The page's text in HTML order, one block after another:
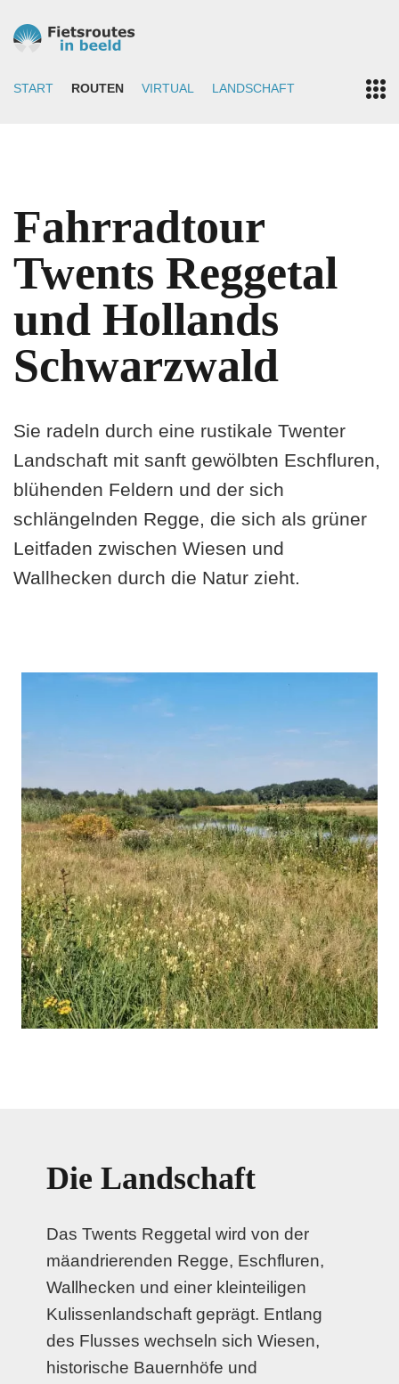
START ROUTEN VIRTUAL LANDSCHAFT
Fahrradtour
Twents Reggetal
und Hollands
Schwarzwald
Sie radeln durch eine rustikale Twenter
Landschaft mit sanft gewölbten Eschfluren,
blühenden Feldern und der sich
schlängelnden Regge, die sich als grüner
Leitfaden zwischen Wiesen und
Wallhecken durch die Natur zieht.
Die Landschaft
Das Twents Reggetal wird von der
mäandrierenden Regge, Eschfluren,
Wallhecken und einer kleinteiligen
Kulissenlandschaft geprägt. Entlang
des Flusses wechseln sich Wiesen,
historische Bauernhöfe und